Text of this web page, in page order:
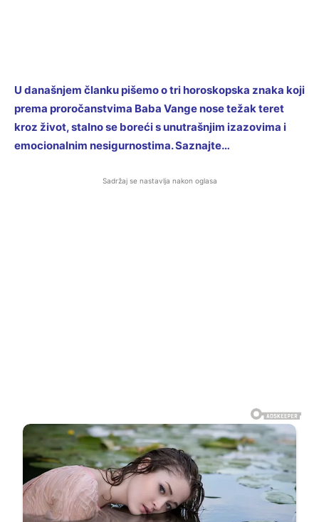
U današnjem članku pišemo o tri horoskopska znaka koji
prema proročanstvima Baba Vange nose težak teret
kroz život, stalno se boreći s unutrašnjim izazovima i
emocionalnim nesigurnostima. Saznajte…
Sadržaj se nastavlja nakon oglasa